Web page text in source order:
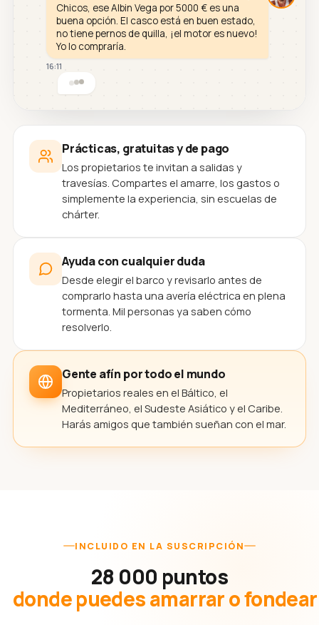
Chicos, ese Albin Vega por 5000 € es una
buena opción. El casco está en buen estado,
no tiene pernos de quilla, ¡el motor es nuevo!
Yo lo compraría.
16:11
Prácticas, gratuitas y de pago
Los propietarios te invitan a salidas y
travesías. Compartes el amarre, los gastos o
simplemente la experiencia, sin escuelas de
chárter.
Ayuda con cualquier duda
Desde elegir el barco y revisarlo antes de
comprarlo hasta una avería eléctrica en plena
tormenta. Mil personas ya saben cómo
resolverlo.
Gente afín por todo el mundo
Propietarios reales en el Báltico, el
Mediterráneo, el Sudeste Asiático y el Caribe.
Harás amigos que también sueñan con el mar.
INCLUIDO EN LA SUSCRIPCIÓN
28 000 puntos
donde puedes amarrar o fondear